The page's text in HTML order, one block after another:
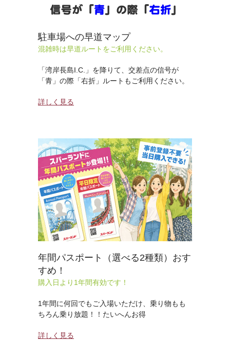
駐車場への早道マップ
混雑時は早道ルートをご利用ください。
「湾岸長島I.C.」を降りて、交差点の信号が
「青」の際「右折」ルートもご利用ください。
詳しく見る
年間パスポート（選べる2種類）おす
すめ！
購入日より1年間有効です！
1年間に何回でもご入場いただけ、乗り物もも
ちろん乗り放題！！たいへんお得
詳しく見る